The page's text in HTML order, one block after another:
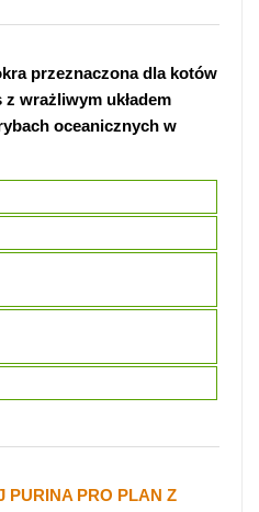
przeznaczona dla kotów
wrażliwym układem
oceanicznych w
PURINA PRO PLAN Z